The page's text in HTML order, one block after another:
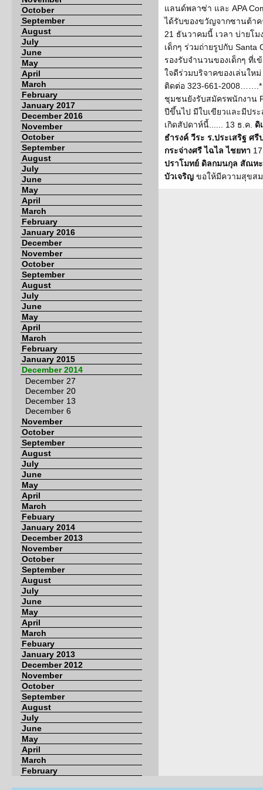
October
September
August
July
June
May
April
March
February
January 2017
December 2016
November
October
September
August
July
June
May
April
March
February
January 2016
December
November
October
September
August
July
June
May
April
March
February
January 2015
December 2014
December 27
December 20
December 13
December 6
November
October
September
August
July
June
May
April
March
Febuary
January 2014
December 2013
November
October
September
August
July
June
May
April
March
Febuary
January 2013
December 2012
November
October
September
August
July
June
May
April
March
February
แลนด์พลาซ่า และ APA
ได้รับของขวัญจากซานต้า
21 ธันวาคมนี้ เวลา บ่ายโม
เด็กๆ ร่วมถ่ายรูปกับ
รองรับจำนวนของเด็กๆ ที่
ใจดีร่วมบริจาคของเล่นให
ติดต่อ 323-661-
ชุมชนยังรับสมัครพนักงาน
ปีขึ้นไป มีใบเขียวและมีปร
เกิดสัปดาห์นี้...... 13 ธ.ค. ดิ
ธำรงค์ วีระ ร.ประเสริฐ ศ
กระจ่างศรี ไฉไล ไชยทา
ปราโมทย์ ดิลกมนกุล สัณห
บัวเจริญ ขอให้มีความสุขส